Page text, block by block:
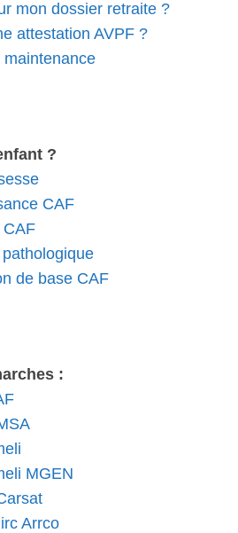
mon dossier retraite ?
attestation AVPF ?
?
CAF
CAF
de base CAF
:
MGEN
Arrco